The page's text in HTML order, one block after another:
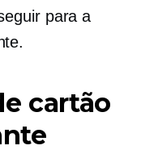
para a
cartão